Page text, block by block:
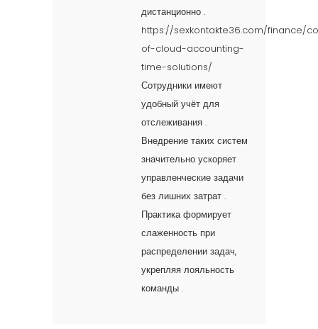
дистанционно .
https://sexkontakte36.com/finance/
of-cloud-accounting-
time-solutions/
Сотрудники имеют
удобный учёт для
отслеживания .
Внедрение таких систем
значительно ускоряет
управленческие задачи
без лишних затрат .
Практика формирует
слаженность при
распределении задач,
укрепляя лояльность
команды .